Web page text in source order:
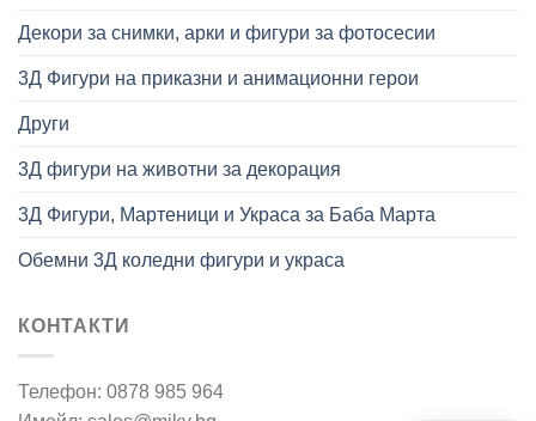
Декори за снимки, арки и фигури за фотосесии
3Д Фигури на приказни и анимационни герои
Други
3Д фигури на животни за декорация
3Д Фигури, Мартеници и Украса за Баба Марта
Обемни 3Д коледни фигури и украса
КОНТАКТИ
Телефон: 0878 985 964